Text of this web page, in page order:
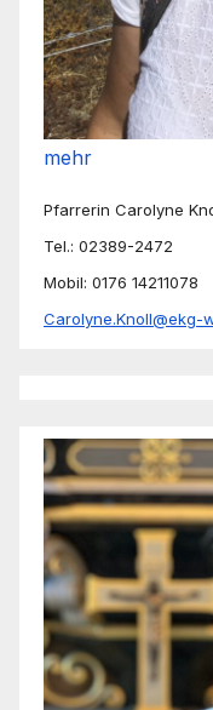
mehr
Pfarrerin Carolyne
Tel.: 02389-2472
Mobil: 0176 14211078
Carolyne.Knoll@ekg-